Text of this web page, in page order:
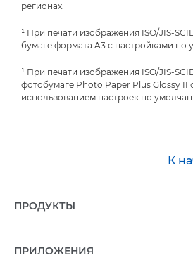
регионах.
¹ При печати изображения ISO/JIS-
бумаге формата A3 с настройками по
¹ При печати изображения ISO/JIS-
фотобумаге Photo Paper Plus Glossy II
использованием настроек по
К
ПРОДУКТЫ
ПРИЛОЖЕНИЯ